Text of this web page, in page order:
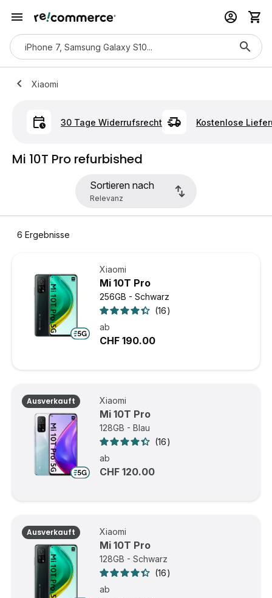
Xiaomi
30 Tage Widerrufsrecht Kostenlose
Mi 10T Pro refurbished
Sortieren nach
6 Ergebnisse
Xiaomi
Mi 10T Pro
256GB - Schwarz
16
ab
CHF 190.00
Ausverkauft Xiaomi
Mi 10T Pro
128GB - Blau
16
ab
CHF 120.00
Ausverkauft Xiaomi
Mi 10T Pro
128GB - Schwarz
16
ab